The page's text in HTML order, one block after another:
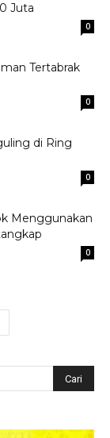
Juta
0
Tertabrak
0
di Ring
0
Menggunakan
0